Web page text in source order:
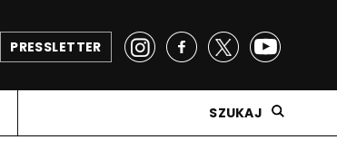
PRESSLETTER
SZUKAJ